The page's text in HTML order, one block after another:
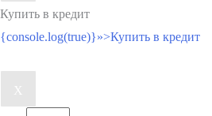
Купить в кредит
{console.log(true)}»>Купить в кредит
X